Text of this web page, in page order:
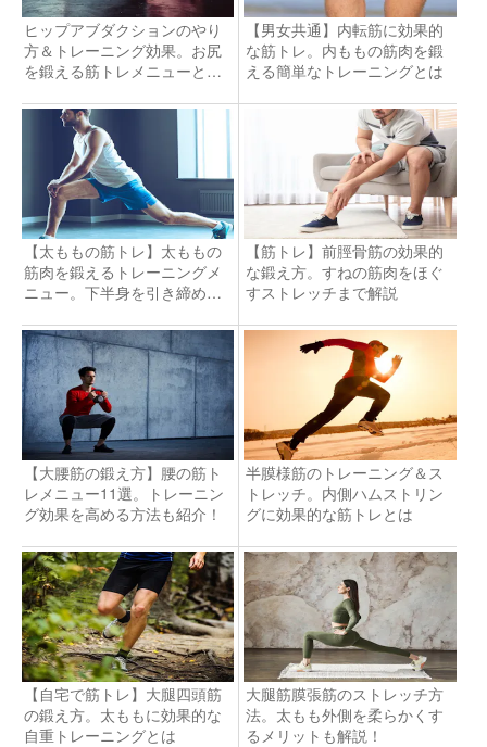
ヒップアブダクションのやり
方＆トレーニング効果。お尻
を鍛える筋トレメニューと
【男女共通】内転筋に効果的
な筋トレ。内ももの筋肉を鍛
える簡単なトレーニングとは
【太ももの筋トレ】太ももの
筋肉を鍛えるトレーニングメ
ニュー。下半身を引き締める
【筋トレ】前脛骨筋の効果的
な鍛え方。すねの筋肉をほぐ
すストレッチまで解説
【大腰筋の鍛え方】腰の筋ト
レメニュー11選。トレーニン
グ効果を高める方法も紹介！
半膜様筋のトレーニング＆ス
トレッチ。内側ハムストリン
グに効果的な筋トレとは
【自宅で筋トレ】大腿四頭筋
の鍛え方。太ももに効果的な
自重トレーニングとは
大腿筋膜張筋のストレッチ方
法。太もも外側を柔らかくす
るメリットも解説！